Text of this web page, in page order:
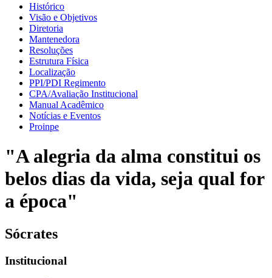
Histórico
Visão e Objetivos
Diretoria
Mantenedora
Resoluções
Estrutura Física
Localização
PPI/PDI Regimento
CPA/Avaliação Institucional
Manual Acadêmico
Notícias e Eventos
Proinpe
"A alegria da alma constitui os
belos dias da vida, seja qual for
a época"
Sócrates
Institucional